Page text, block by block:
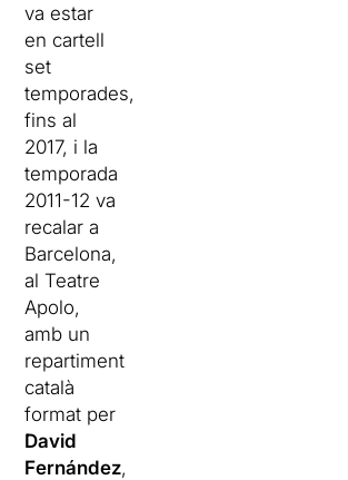
va estar
en cartell
set
temporades,
fins al
2017, i la
temporada
2011-12 va
recalar a
Barcelona,
al Teatre
Apolo,
amb un
repartiment
català
format per
David
Fernández,